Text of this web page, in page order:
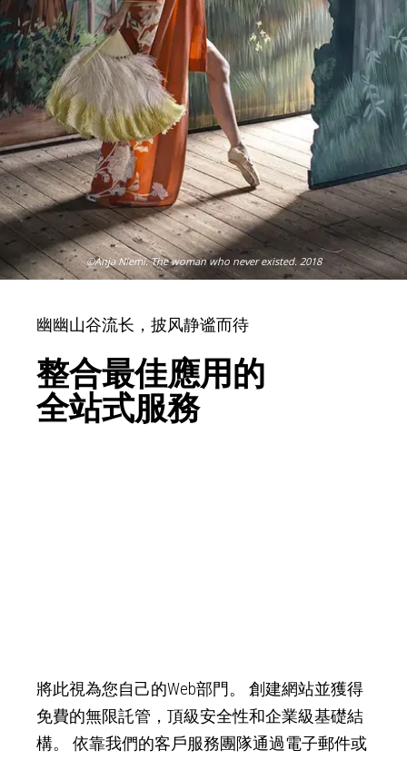
©Anja Niemi. The woman who never existed. 2018
幽幽山谷流长，披风静谧而待
整合最佳應用的
全站式服務
將此視為您自己的Web部門。 創建網站並獲得
免費的無限託管，頂級安全性和企業級基礎結
構。 依靠我們的客戶服務團隊通過電子郵件或